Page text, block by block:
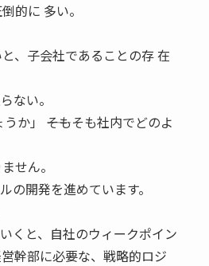
的に 多い。
、子会社であることの存 在
ない。
」 ――そもそも社内でどのよ
せん。
の開発を進めています。
くと、自社のウィークポイン
幹部に必要な、戦略的ロジ